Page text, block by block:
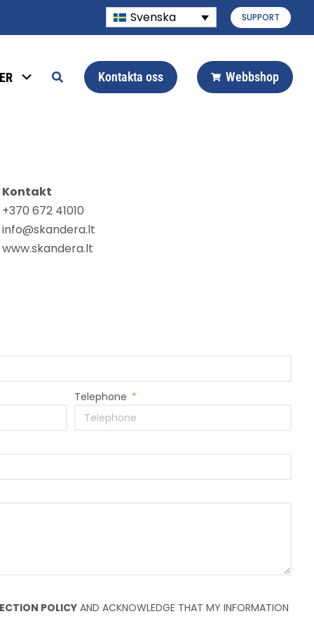
Svenska SUPPORT
Kontakta oss Webbshop
Kontakt
+370 672 41010
info@skandera.lt
www.skandera.lt
Telephone
POLICY AND ACKNOWLEDGE THAT MY INFORMATION